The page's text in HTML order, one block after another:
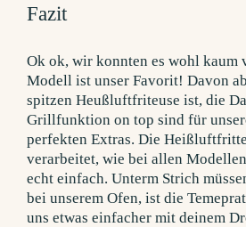
Fazit
Ok ok, wir konnten es wohl kaum
Modell ist unser Favorit! Davon
spitzen Heußluftfriteuse ist, die
Grillfunktion on top sind für
perfekten Extras. Die
verarbeitet, wie bei allen
echt einfach. Unterm Strich
bei unserem Ofen, ist die
uns etwas einfacher mit deinem